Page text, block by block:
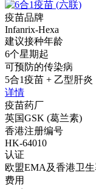
疫苗品牌
Infanrix-Hexa
建议接种年龄
6个星期起
可预防的传染病
5合1疫苗 + 乙型肝炎
详情
疫苗药厂
英国GSK (葛兰素)
香港注册编号
HK-64010
认证
欧盟EMA及香港卫生
费用